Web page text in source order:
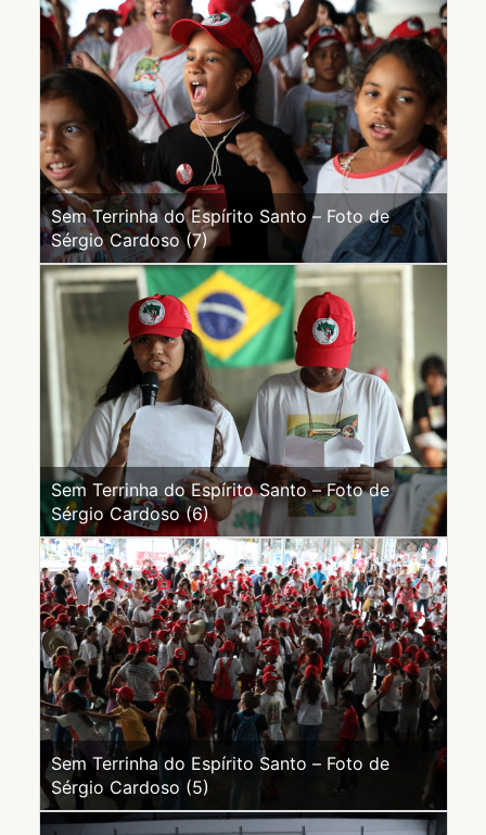
Sem Terrinha do Espírito Santo – Foto de
Sérgio Cardoso (7)
Sem Terrinha do Espírito Santo – Foto de
Sérgio Cardoso (6)
Sem Terrinha do Espírito Santo – Foto de
Sérgio Cardoso (5)